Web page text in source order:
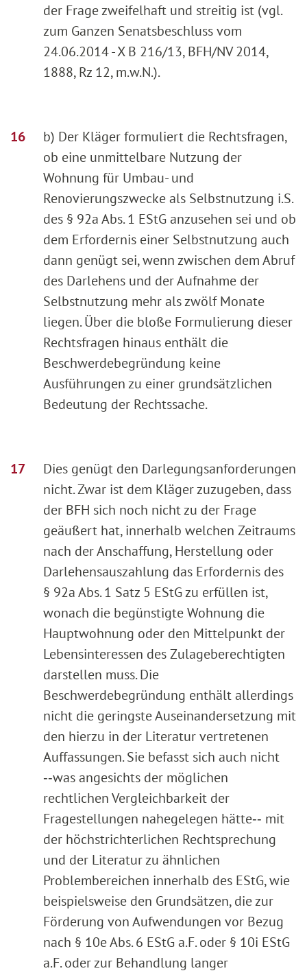
der Frage zweifelhaft und streitig ist (vgl.
zum Ganzen Senatsbeschluss vom
24.06.2014 - X B 216/13, BFH/NV 2014,
1888, Rz 12, m.w.N.).
b) Der Kläger formuliert die Rechtsfragen,
ob eine unmittelbare Nutzung der
Wohnung für Umbau- und
Renovierungszwecke als Selbstnutzung i.S.
des § 92a Abs. 1 EStG anzusehen sei und ob
dem Erfordernis einer Selbstnutzung auch
dann genügt sei, wenn zwischen dem Abruf
des Darlehens und der Aufnahme der
Selbstnutzung mehr als zwölf Monate
liegen. Über die bloße Formulierung dieser
Rechtsfragen hinaus enthält die
Beschwerdebegründung keine
Ausführungen zu einer grundsätzlichen
Bedeutung der Rechtssache.
Dies genügt den Darlegungsanforderungen
nicht. Zwar ist dem Kläger zuzugeben, dass
der BFH sich noch nicht zu der Frage
geäußert hat, innerhalb welchen Zeitraums
nach der Anschaffung, Herstellung oder
Darlehensauszahlung das Erfordernis des
§ 92a Abs. 1 Satz 5 EStG zu erfüllen ist,
wonach die begünstigte Wohnung die
Hauptwohnung oder den Mittelpunkt der
Lebensinteressen des Zulageberechtigten
darstellen muss. Die
Beschwerdebegründung enthält allerdings
nicht die geringste Auseinandersetzung mit
den hierzu in der Literatur vertretenen
Auffassungen. Sie befasst sich auch nicht
‑‑was angesichts der möglichen
rechtlichen Vergleichbarkeit der
Fragestellungen nahegelegen hätte‑‑ mit
der höchstrichterlichen Rechtsprechung
und der Literatur zu ähnlichen
Problembereichen innerhalb des EStG, wie
beispielsweise den Grundsätzen, die zur
Förderung von Aufwendungen vor Bezug
nach § 10e Abs. 6 EStG a.F. oder § 10i EStG
a.F. oder zur Behandlung langer